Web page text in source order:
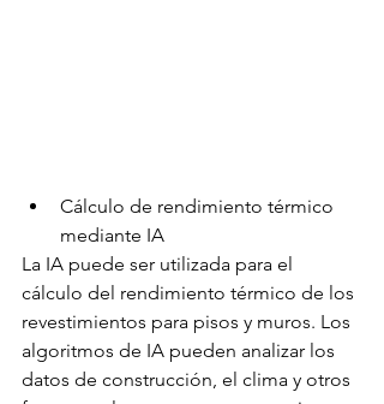
Cálculo de rendimiento térmico
mediante IA
La IA puede ser utilizada para el
cálculo del rendimiento térmico de los
revestimientos para pisos y muros. Los
algoritmos de IA pueden analizar los
datos de construcción, el clima y otros